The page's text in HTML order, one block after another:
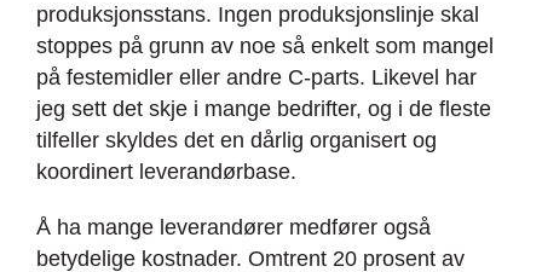
produksjonsstans. Ingen produksjonslinje skal
stoppes på grunn av noe så enkelt som mangel
på festemidler eller andre C-parts. Likevel har
jeg sett det skje i mange bedrifter, og i de fleste
tilfeller skyldes det en dårlig organisert og
koordinert leverandørbase.
Å ha mange leverandører medfører også
betydelige kostnader. Omtrent 20 prosent av